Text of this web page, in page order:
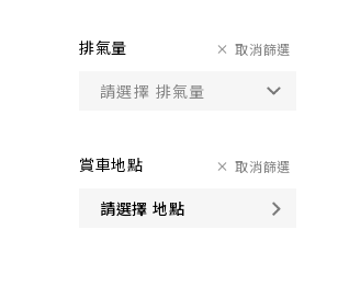
排氣量 取消篩選
賞車地點
請選擇 地點
取消篩選